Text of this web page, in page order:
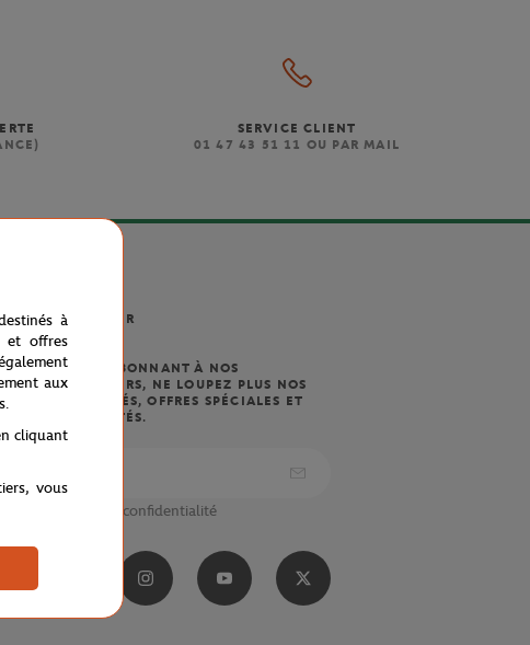
SERVICE CLIENT
01 47 43 51 11 OU PAR MAIL
NEWSLETTER
EN VOUS ABONNANT À NOS
NEWSLETTERS, NE LOUPEZ PLUS NOS
NOUVEAUTÉS, OFFRES SPÉCIALES ET
EXCLUSIVITÉS.
Politique de confidentialité
à
et offres
aux
cliquant
vous